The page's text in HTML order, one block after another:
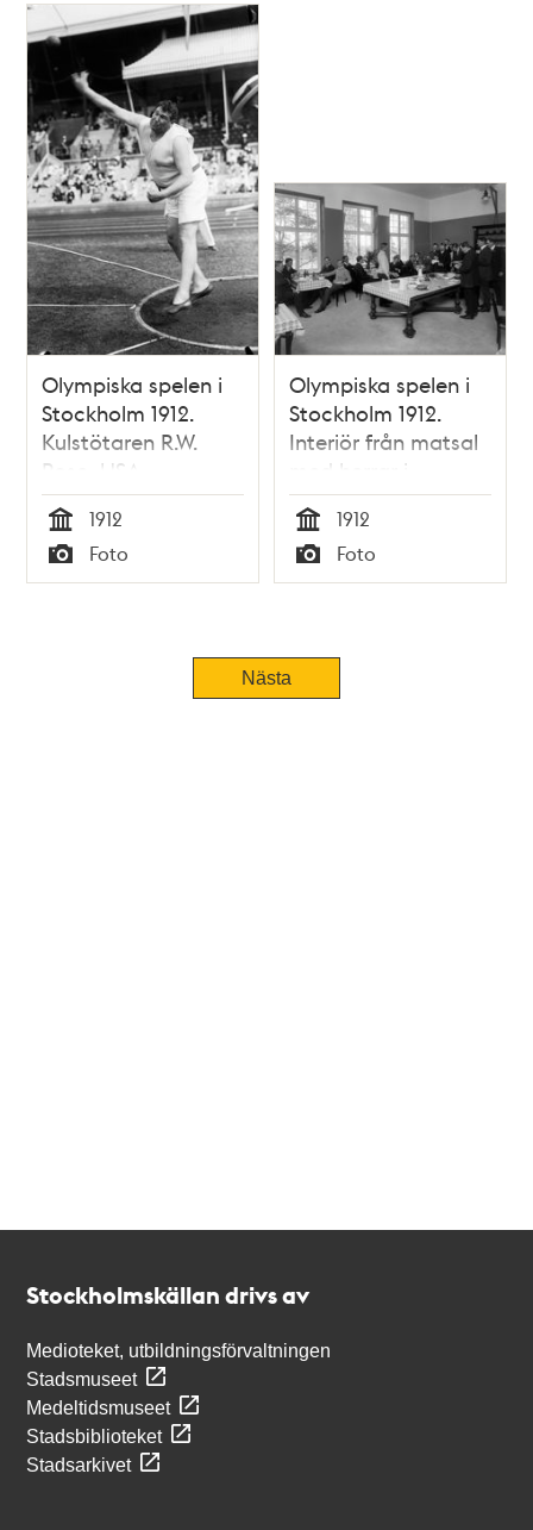
Olympiska spelen i
Stockholm 1912.
Kulstötaren R.W.
Rose, USA
Tid
1912
Typ
Foto
Olympiska spelen i
Stockholm 1912.
Interiör från matsal
med herrar i
Olympiahemmet.
Tid
1912
Typ
Foto
Nästa
Stockholmskällan drivs av
Medioteket, utbildningsförvaltningen
Stadsmuseet
Medeltidsmuseet
Stadsbiblioteket
Stadsarkivet